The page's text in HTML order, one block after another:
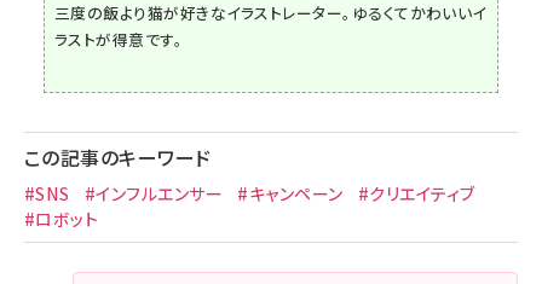
三度の飯より猫が好きなイラストレーター。ゆるくてかわいいイ
ラストが得意です。
この記事のキーワード
#SNS #インフルエンサー #キャンペーン
#クリエイティブ
#ロボット